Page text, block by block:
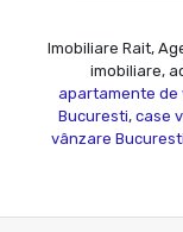
Imobiliare Rait,
imobiliare,
apartamente de
Bucuresti, case
vânzare Bucuresti